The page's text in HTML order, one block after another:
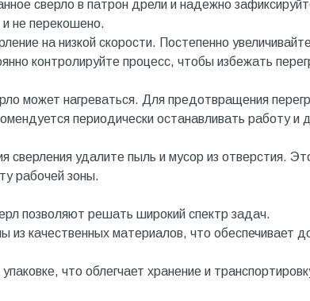
сверло в патрон дрели и надежно
не перекошено.
на низкой скорости. Постепенно
контролируйте процесс, чтобы избежать
может нагреваться. Для предотвращения
периодически останавливать работу и
сверления удалите пыль и мусор из отверстия.
рабочей зоны.
позволяют решать широкий спектр задач.
из качественных материалов, что обеспечивает
что облегчает хранение и